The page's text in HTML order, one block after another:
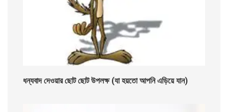
ধন্যবাদ দেওয়ার ছোট ছোট উপলক্ষ (যা হয়তো আপনি এড়িয়ে যান)